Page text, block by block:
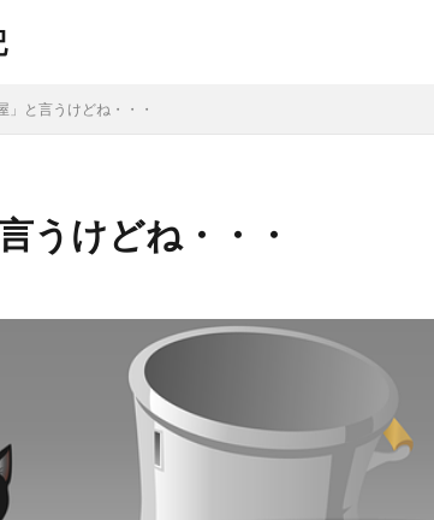
」と言うけどね・・・
うけどね・・・